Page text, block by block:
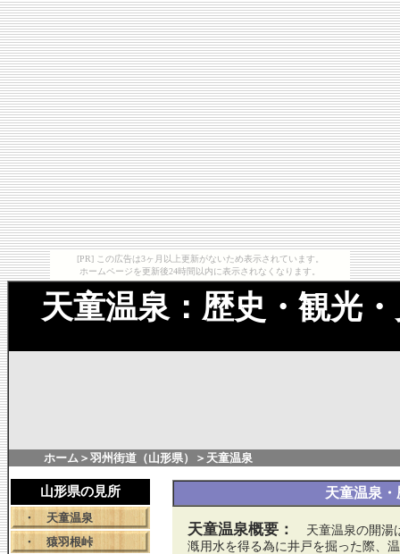
[PR] この広告は3ヶ月以上更新がないため表示されています。
ホームページを更新後24時間以内に表示されなくなります。
天童温泉：歴史・観光
ホーム ＞ 羽州街道（山形県） ＞天童温泉
山形県の見所
・ 天童温泉
・ 猿羽根峠
天童温泉
天童温泉概要：
天童温泉の開湯
漑用水を得る為に井戸を掘った際、